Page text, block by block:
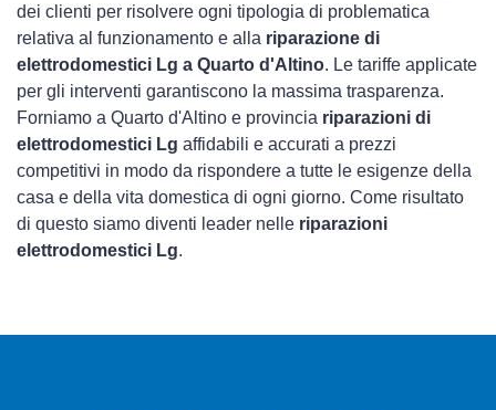
dei clienti per risolvere ogni tipologia di problematica
relativa al funzionamento e alla riparazione di
elettrodomestici Lg a Quarto d'Altino. Le tariffe applicate
per gli interventi garantiscono la massima trasparenza.
Forniamo a Quarto d'Altino e provincia riparazioni di
elettrodomestici Lg affidabili e accurati a prezzi
competitivi in modo da rispondere a tutte le esigenze della
casa e della vita domestica di ogni giorno. Come risultato
di questo siamo diventi leader nelle riparazioni
elettrodomestici Lg.